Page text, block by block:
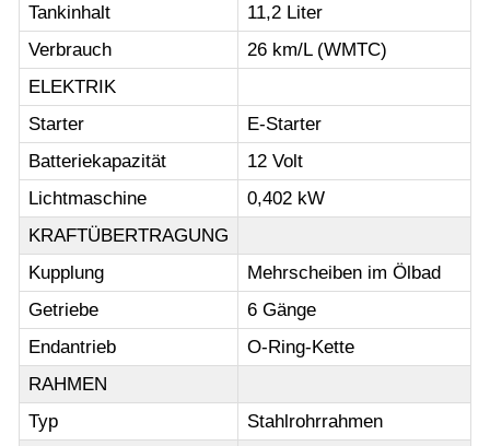
Tankinhalt
11,2 Liter
Verbrauch
26 km/L (WMTC)
ELEKTRIK
Starter
E-Starter
Batteriekapazität
12 Volt
Lichtmaschine
0,402 kW
KRAFTÜBERTRAGUNG
Kupplung
Mehrscheiben im Ölbad
Getriebe
6 Gänge
Endantrieb
O-Ring-Kette
RAHMEN
Typ
Stahlrohrrahmen